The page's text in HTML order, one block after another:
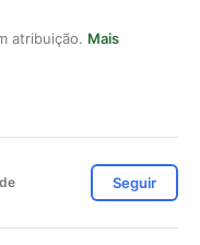
atribuição. Mais
Seguir